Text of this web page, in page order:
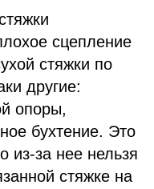
сцепление
стяжки по
другие:
опоры,
бухтение. Это
из-за нее нельзя
стяжке на